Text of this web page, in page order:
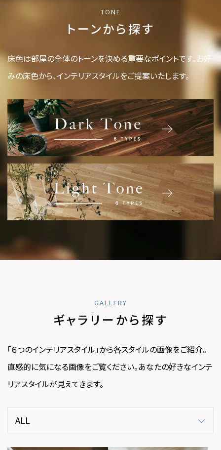
TONE
トーンから探す
床色は部屋の全体のトーンを決める重要なポイントです。お好
みの床色から、インテリアスタイルをご提案いたします。
GALLERY
ギャラリーから探す
「６つのインテリアスタイル」から各スタイルの画像をご紹介。
直感的に気になる画像をご覧ください。あなたの好きなインテ
リアスタイルが見えてきます。